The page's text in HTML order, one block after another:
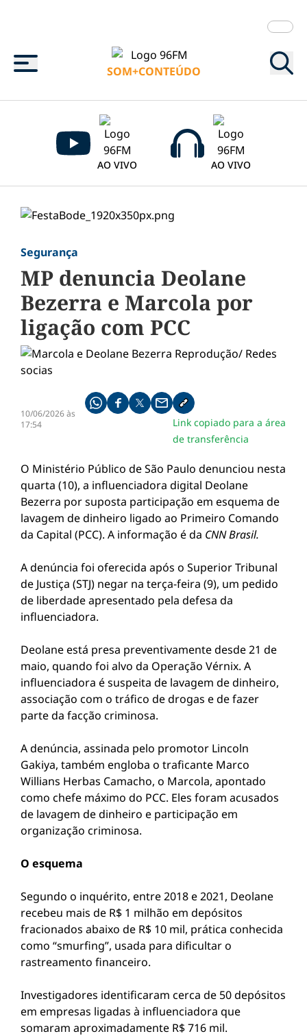
Menu
SOM+CONTEÚDO
AO VIVO AO VIVO
Segurança
MP denuncia Deolane
Bezerra e Marcola por
ligação com PCC
10/06/2026 às
17:54
Compartilhe pelo whatsapp
Compartilhar no facebook
Compartilhar no twitter
Compartilhe pelo email
Copiar link da notícia
Link copiado para a área
de transferência
O Ministério Público de São Paulo denunciou nesta
quarta (10), a influenciadora digital Deolane
Bezerra por suposta participação em esquema de
lavagem de dinheiro ligado ao Primeiro Comando
da Capital (PCC). A informação é da CNN Brasil.
A denúncia foi oferecida após o Superior Tribunal
de Justiça (STJ) negar na terça-feira (9), um pedido
de liberdade apresentado pela defesa da
influenciadora.
Deolane está presa preventivamente desde 21 de
maio, quando foi alvo da Operação Vérnix. A
influenciadora é suspeita de lavagem de dinheiro,
associação com o tráfico de drogas e de fazer
parte da facção criminosa.
A denúncia, assinada pelo promotor Lincoln
Gakiya, também engloba o traficante Marco
Willians Herbas Camacho, o Marcola, apontado
como chefe máximo do PCC. Eles foram acusados
de lavagem de dinheiro e participação em
organização criminosa.
O esquema
Segundo o inquérito, entre 2018 e 2021, Deolane
recebeu mais de R$ 1 milhão em depósitos
fracionados abaixo de R$ 10 mil, prática conhecida
como “smurfing”, usada para dificultar o
rastreamento financeiro.
Investigadores identificaram cerca de 50 depósitos
em empresas ligadas à influenciadora que
somaram aproximadamente R$ 716 mil.